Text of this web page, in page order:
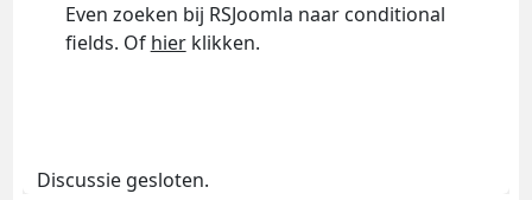
Even zoeken bij RSJoomla naar conditional
fields. Of hierklikken.
Discussie gesloten.